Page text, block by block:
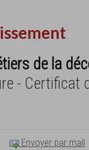
de la
- Certificat
Envoyer par mail